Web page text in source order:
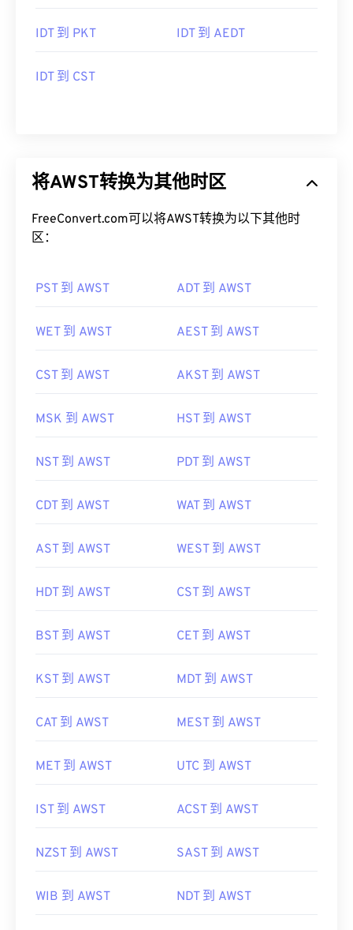
IDT 到 PKT IDT 到 AEDT
IDT 到 CST
将AWST转换为其他时区
FreeConvert.com可以将AWST转换为以下其他时
区：
PST 到 AWST ADT 到 AWST
WET 到 AWST AEST 到 AWST
CST 到 AWST AKST 到 AWST
MSK 到 AWST HST 到 AWST
NST 到 AWST PDT 到 AWST
CDT 到 AWST WAT 到 AWST
AST 到 AWST WEST 到 AWST
HDT 到 AWST CST 到 AWST
BST 到 AWST CET 到 AWST
KST 到 AWST MDT 到 AWST
CAT 到 AWST MEST 到 AWST
MET 到 AWST UTC 到 AWST
IST 到 AWST ACST 到 AWST
NZST 到 AWST SAST 到 AWST
WIB 到 AWST NDT 到 AWST